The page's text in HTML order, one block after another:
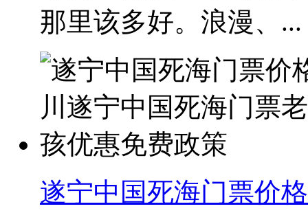
那里该多好。浪漫、...
遂宁中国死海门票价